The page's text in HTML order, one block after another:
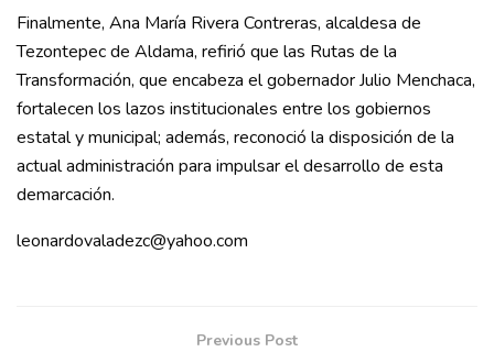
Finalmente, Ana María Rivera Contreras, alcaldesa de
Tezontepec de Aldama, refirió que las Rutas de la
Transformación, que encabeza el gobernador Julio Menchaca,
fortalecen los lazos institucionales entre los gobiernos
estatal y municipal; además, reconoció la disposición de la
actual administración para impulsar el desarrollo de esta
demarcación.
leonardovaladezc@yahoo.com
Previous Post